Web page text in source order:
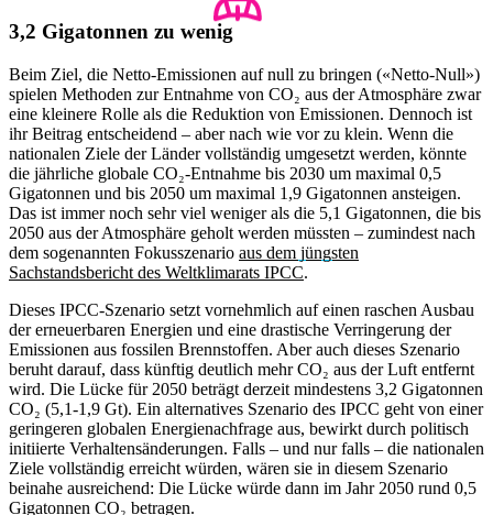
3,2 Gigatonnen zu wenig
Beim Ziel, die Netto-Emissionen auf null zu bringen («Netto-Null»)
spielen Methoden zur Entnahme von CO₂ aus der Atmosphäre zwar
eine kleinere Rolle als die Reduktion von Emissionen. Dennoch ist
ihr Beitrag entscheidend – aber nach wie vor zu klein. Wenn die
nationalen Ziele der Länder vollständig umgesetzt werden, könnte
die jährliche globale CO₂-Entnahme bis 2030 um maximal 0,5
Gigatonnen und bis 2050 um maximal 1,9 Gigatonnen ansteigen.
Das ist immer noch sehr viel weniger als die 5,1 Gigatonnen, die bis
2050 aus der Atmosphäre geholt werden müssten – zumindest nach
dem sogenannten Fokusszenario aus dem jüngsten
Sachstandsbericht des Weltklimarats IPCC.
Dieses IPCC-Szenario setzt vornehmlich auf einen raschen Ausbau
der erneuerbaren Energien und eine drastische Verringerung der
Emissionen aus fossilen Brennstoffen. Aber auch dieses Szenario
beruht darauf, dass künftig deutlich mehr CO₂ aus der Luft entfernt
wird. Die Lücke für 2050 beträgt derzeit mindestens 3,2 Gigatonnen
CO₂ (5,1-1,9 Gt). Ein alternatives Szenario des IPCC geht von einer
geringeren globalen Energienachfrage aus, bewirkt durch politisch
initiierte Verhaltensänderungen. Falls – und nur falls – die nationalen
Ziele vollständig erreicht würden, wären sie in diesem Szenario
beinahe ausreichend: Die Lücke würde dann im Jahr 2050 rund 0,5
Gigatonnen CO₂ betragen.